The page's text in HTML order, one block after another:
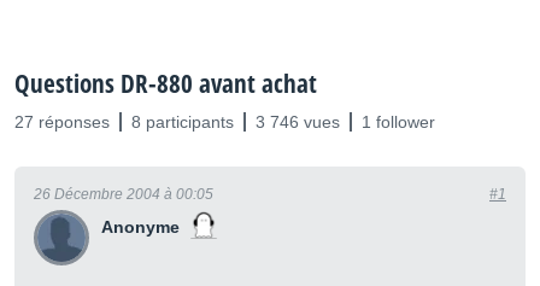
Questions DR-880 avant achat
27 réponses 8 participants 3 746 vues 1 follower
Anonyme
26 Décembre 2004 à 00:05 #1